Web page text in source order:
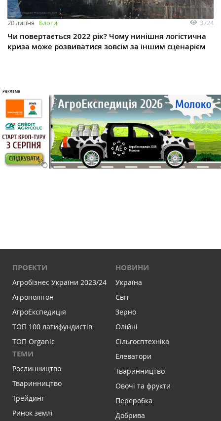
20 липня Блоги 3724
Чи повертається 2022 рік? Чому нинішня логістична
криза може розвиватися зовсім за іншим сценарієм
ПРОЕКТИ
Агробізнес України 2023/24
Агрополігон
АгроЕкспедиція
ТОП 100 латифундистів
ТОП Organic
ТЕМИ
Рослинництво
Тваринництво
Трейдинг
Ринок землі
НОВИНИ
Україна
Світ
Зерно
Олійні
Сільгосптехніка
Елеватори
Тваринництво
Овочі та фрукти
Переробка
Добрива